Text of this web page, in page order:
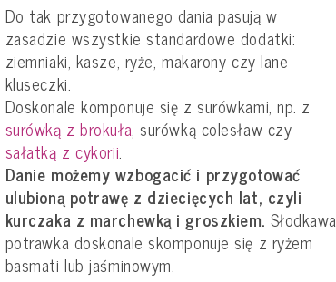
Do tak przygotowanego dania pasują w
zasadzie wszystkie standardowe dodatki:
ziemniaki, kasze, ryże, makarony czy lane
kluseczki.
Doskonale komponuje się z surówkami, np. z
surówką z brokuła, surówką colesław czy
sałatką z cykorii.
Danie możemy wzbogacić i przygotować
ulubioną potrawę z dziecięcych lat, czyli
kurczaka z marchewką i groszkiem. Słodkawa
potrawka doskonale skomponuje się z ryżem
basmati lub jaśminowym.